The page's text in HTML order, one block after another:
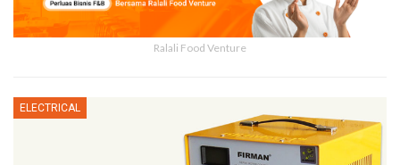
Ralali Food Venture
ELECTRICAL